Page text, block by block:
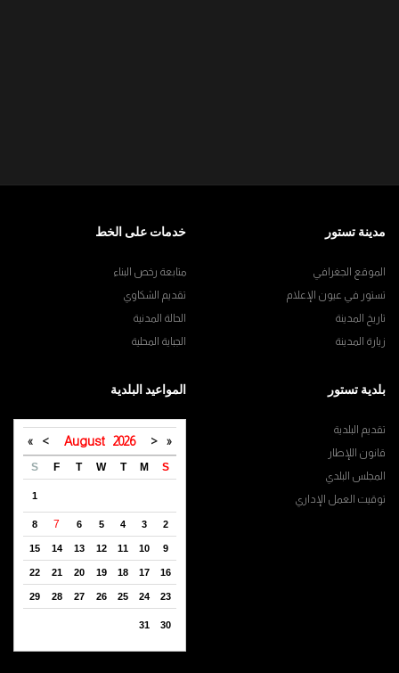
مدينة تستور
الموقع الجغرافي
تستور في عيون الإعلام
تاريخ المدينة
زيارة المدينة
خدمات على الخط
متابعة رخص البناء
تقديم الشكاوي
الحالة المدنية
الجباية المحلية
بلدية تستور
تقديم البلدية
قانون اللإطار
المجلس البلدي
توقيت العمل الإداري
المواعيد البلدية
«
<
August 2026
>
»
S
M
T
W
T
F
S
1
2
3
4
5
6
7
8
9
10
11
12
13
14
15
16
17
18
19
20
21
22
23
24
25
26
27
28
29
30
31